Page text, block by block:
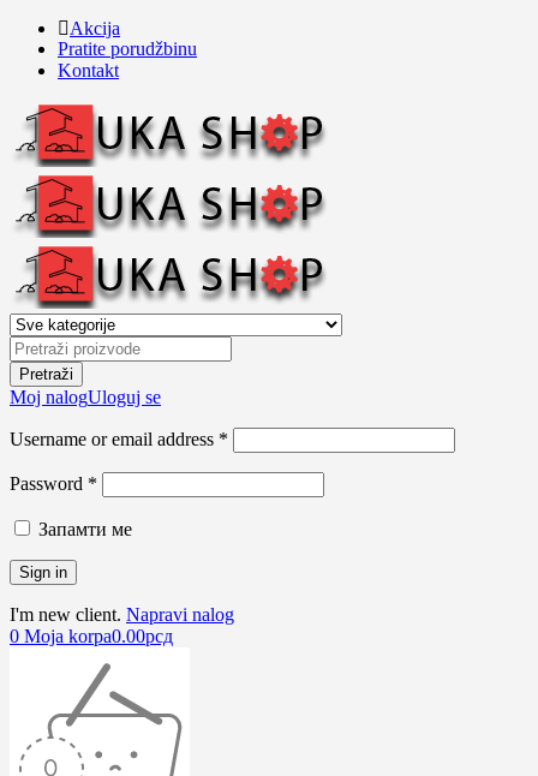
Akcija
Pratite porudžbinu
Kontakt
Moj nalogUloguj se
Username or email address *
Password *
Запамти ме
I'm new client. Napravi nalog
0 Moja korpa0.00рсд